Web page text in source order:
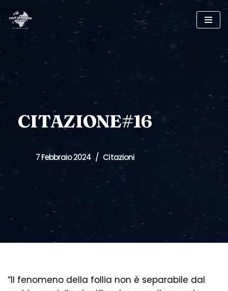
Vai
CITAZIONE#16
7 Febbraio 2024 Citazioni
“Il fenomeno della follia non è separabile dal